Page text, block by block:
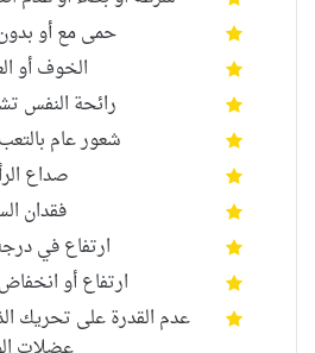
حمى مع أو
الخوف أو
رائحة النفس
شعور عام
صداع
فقدان
ارتفاع في
ارتفاع أو
عدم القدرة على تحريك